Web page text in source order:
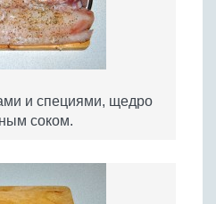
и специями, щедро
соком.